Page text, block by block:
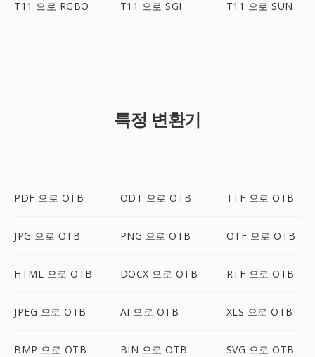
T11 으로 RGBO T11 으로 SGI T11 으로 SUN
특정 변환기
PDF 으로 OTB ODT 으로 OTB TTF 으로 OTB
JPG 으로 OTB PNG 으로 OTB OTF 으로 OTB
HTML 으로 OTB DOCX 으로 OTB RTF 으로 OTB
JPEG 으로 OTB AI 으로 OTB XLS 으로 OTB
BMP 으로 OTB BIN 으로 OTB SVG 으로 OTB